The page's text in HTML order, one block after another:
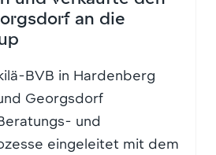
an die
BVB in Hardenberg
Georgsdorf
und
eingeleitet mit dem